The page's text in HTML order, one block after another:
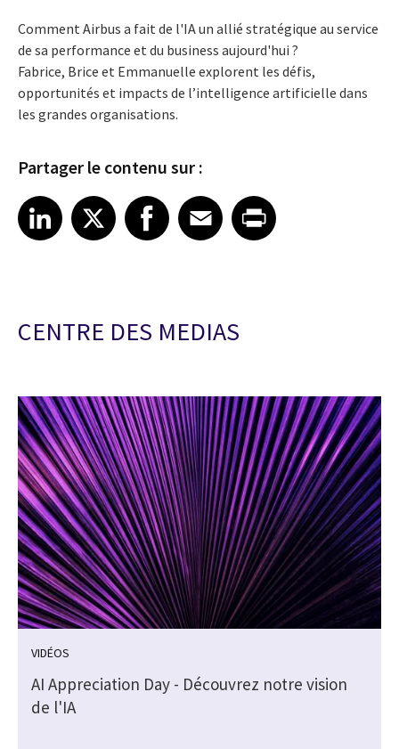
Comment Airbus a fait de l'IA un allié stratégique au service
de sa performance et du business aujourd'hui ?
Fabrice, Brice et Emmanuelle explorent les défis,
opportunités et impacts de l’intelligence artificielle dans
les grandes organisations.
Partager le contenu sur :
Share article on LinkedIn
LinkedIn
Share article on XShare article on Facebook
Facebook
Share article on Email
EmailShare article on Print
CENTRE DES MEDIAS
VIDÉOS
AI Appreciation Day - Découvrez notre vision
de l'IA